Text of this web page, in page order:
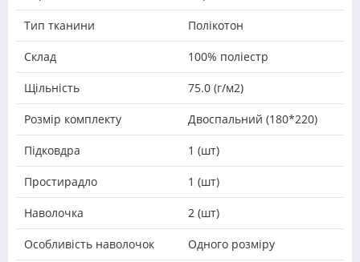
Тип тканини Полікотон
Склад 100% поліестр
Щільність 75.0 (г/м2)
Розмір комплекту Двоспальний (180*220)
Підковдра 1 (шт)
Простирадло 1 (шт)
Наволочка 2 (шт)
Особливість наволочок Одного розміру